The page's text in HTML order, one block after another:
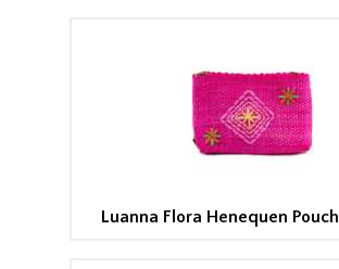
Luanna Flora Henequen Pouch